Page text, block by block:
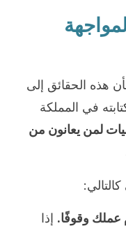
هذه الحقائق إلى
في المملكة
لمن يعانون من
عملك وقوفًا. إذا